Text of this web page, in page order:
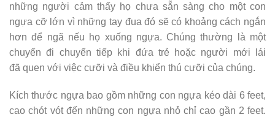
những người cảm thấy họ chưa sẵn sàng cho một con
ngựa cỡ lớn vì những tay đua đó sẽ có khoảng cách ngắn
hơn để ngã nếu họ xuống ngựa. Chúng thường là một
chuyến đi chuyển tiếp khi đứa trẻ hoặc người mới lái
đã quen với việc cưỡi và điều khiển thú cưỡi của chúng.
Kích thước ngựa bao gồm những con ngựa kéo dài 6 feet,
cao chót vót đến những con ngựa nhỏ chỉ cao gần 2 feet.